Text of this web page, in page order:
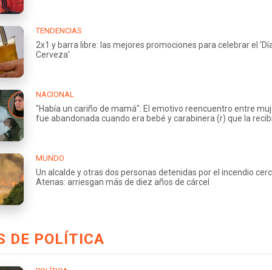
TENDENCIAS
2x1 y barra libre: las mejores promociones para celebrar el
Cerveza'
NACIONAL
"Había un cariño de mamá": El emotivo reencuentro entre
fue abandonada cuando era bebé y carabinera (r) que la
MUNDO
Un alcalde y otras dos personas detenidas por el incendio
Atenas: arriesgan más de diez años de cárcel
DE POLÍTICA